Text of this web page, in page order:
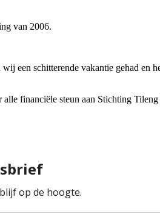
van 2006.
een schitterende vakantie gehad en
financiële steun aan Stichting